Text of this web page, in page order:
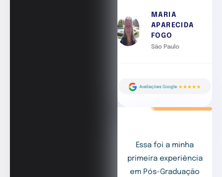
MARIA
APARECIDA
FOGO
São Paulo
Essa foi a minha
primeira experiência
em Pós-Graduação